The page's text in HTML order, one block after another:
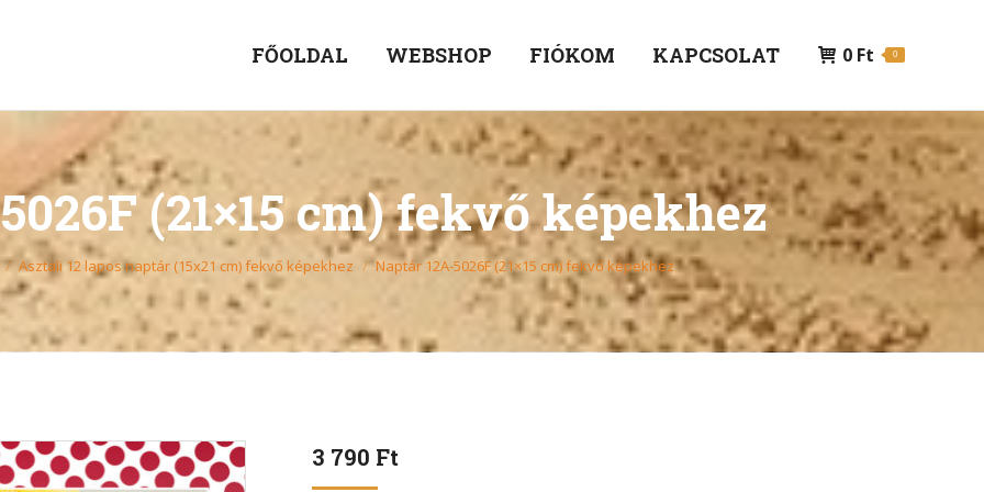
FŐOLDAL WEBSHOP FIÓKOM KAPCSOLAT 0 Ft 0
(21×15 cm) fekvő képekhez
Asztali 12 lapos naptár (15x21 cm) fekvő képekhez Naptár 12A-5026F (21×15 cm) fekvő képekhez
3 790 Ft